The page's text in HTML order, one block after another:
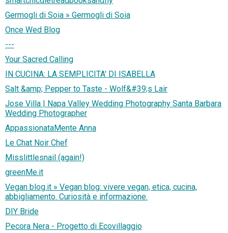
Germogli di Soia » Germogli di Soia
Once Wed Blog
---
Your Sacred Calling
IN CUCINA: LA SEMPLICITA' DI ISABELLA
Salt &amp; Pepper to Taste - Wolf&#39;s Lair
Jose Villa | Napa Valley Wedding Photography Santa Barbara
Wedding Photographer
AppassionataMente Anna
Le Chat Noir Chef
Misslittlesnail (again!)
greenMe.it
Vegan blog.it » Vegan blog: vivere vegan, etica, cucina,
abbigliamento. Curiosità e informazione.
DIY Bride
Pecora Nera - Progetto di Ecovillaggio